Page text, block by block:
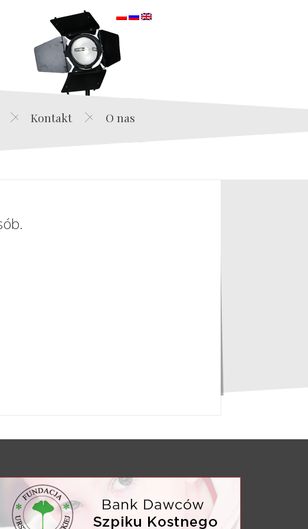
Agencja Aktorska
Kontakt O nas